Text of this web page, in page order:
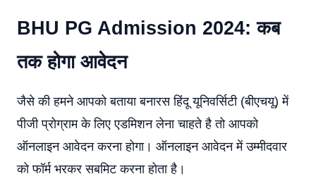
BHU PG Admission 2024: कब
तक होगा आवेदन
जैसे की हमने आपको बताया बनारस हिंदू यूनिवर्सिटी (बीएचयू) में
पीजी प्रोग्राम के लिए एडमिशन लेना चाहते है तो आपको
ऑनलाइन आवेदन करना होगा। ऑनलाइन आवेदन में उम्मीदवार
को फॉर्म भरकर सबमिट करना होता है।